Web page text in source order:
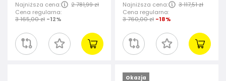
Najniższa cena:
2 781,99 zł
Cena regularna:
3 165,00 zł -12%
Najniższa cena:
3 117,51 zł
Cena regularna:
3 760,00 zł -18%
Okazja